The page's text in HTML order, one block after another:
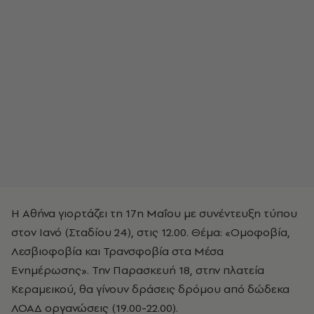
Η Αθήνα γιορτάζει τη 17η Μαΐου με συνέντευξη τύπου
στον Ιανό (Σταδίου 24), στις 12.00. Θέμα: «Ομοφοβία,
Λεσβιοφοβία και Τρανσφοβία στα Μέσα
Ενημέρωσης». Την Παρασκευή 18, στην πλατεία
Κεραμεικού, θα γίνουν δράσεις δρόμου από δώδεκα
ΛΟΑΔ οργανώσεις (19.00-22.00).